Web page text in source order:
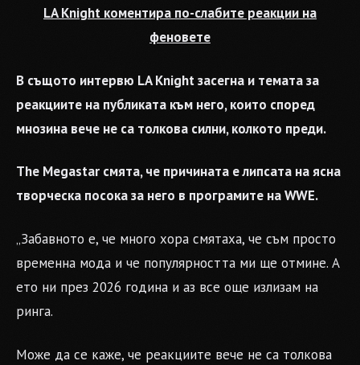
LA Knight коментира по-слабите реакции на
феновете
В същото интервю LA Knight засегна и темата за
реакциите на публиката към него, които според
мнозина вече не са толкова силни, колкото преди.
The Megastar смята, че причината е липсата на ясна
творческа посока за него в програмите на WWE.
„Забавното е, че много хора смятаха, че съм просто
временна мода и че популярността ми ще отмине. А
ето ни през 2026 година и аз все още излизам на
ринга.
Може да се каже, че реакциите вече не са толкова